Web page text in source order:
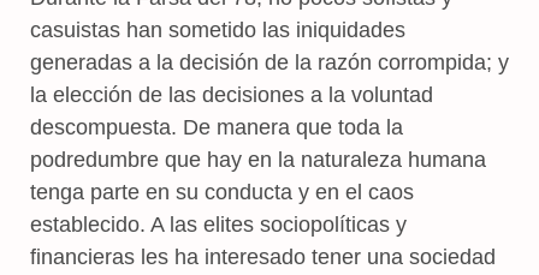
casuistas han sometido las iniquidades
generadas a la decisión de la razón corrompida; y
la elección de las decisiones a la voluntad
descompuesta. De manera que toda la
podredumbre que hay en la naturaleza humana
tenga parte en su conducta y en el caos
establecido. A las elites sociopolíticas y
financieras les ha interesado tener una sociedad